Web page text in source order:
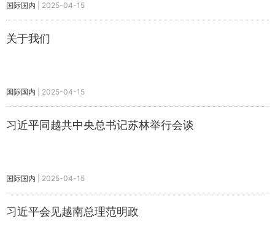
国际国内 2025-04-15
关于我们
国际国内 2025-04-15
习近平同越共中央总书记苏林举行会谈
国际国内 2025-04-15
习近平会见越南总理范明政